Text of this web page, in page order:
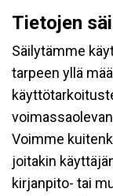
Tietojen
Säilytämme
tarpeen yllä
Voimme
joitakin
kirjanpito- tai